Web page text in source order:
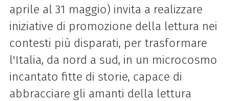
aprile al 31 maggio) invita a realizzare
iniziative di promozione della lettura nei
contesti più disparati, per trasformare
l'Italia, da nord a sud, in un microcosmo
incantato fitte di storie, capace di
abbracciare gli amanti della lettura